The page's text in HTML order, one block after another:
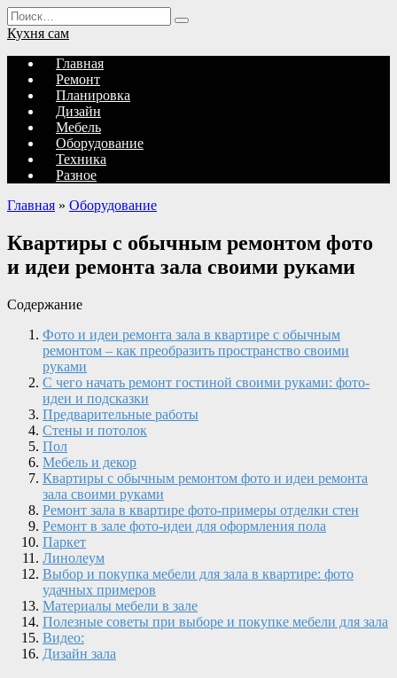
Перейти
к
содержанию
Search
for:
Кухня сам
Главная
Ремонт
Планировка
Дизайн
Мебель
Оборудование
Техника
Разное
Главная » Оборудование
Квартиры с обычным ремонтом фото
и идеи ремонта зала своими руками
Содержание
Фото и идеи ремонта зала в квартире с обычным
ремонтом – как преобразить пространство своими
руками
С чего начать ремонт гостиной своими руками: фото-
идеи и подсказки
Предварительные работы
Стены и потолок
Пол
Мебель и декор
Квартиры с обычным ремонтом фото и идеи ремонта
зала своими руками
Ремонт зала в квартире фото-примеры отделки стен
Ремонт в зале фото-идеи для оформления пола
Паркет
Линолеум
Выбор и покупка мебели для зала в квартире: фото
удачных примеров
Материалы мебели в зале
Полезные советы при выборе и покупке мебели для зала
Видео:
Дизайн зала